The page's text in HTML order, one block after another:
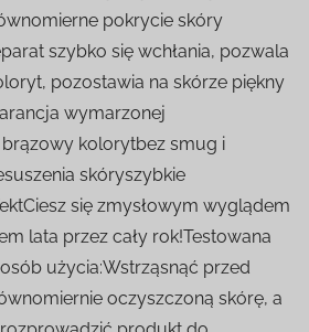
pokrycie skóry
szybko się wchłania, pozwala
pozostawia na skórze piękny
wymarzonej
kolorytbez smug i
skóryszybkie
się zmysłowym wyglądem
lata przez cały rok!Testowana
użycia:Wstrząsnąć przed
oczyszczoną skórę, a